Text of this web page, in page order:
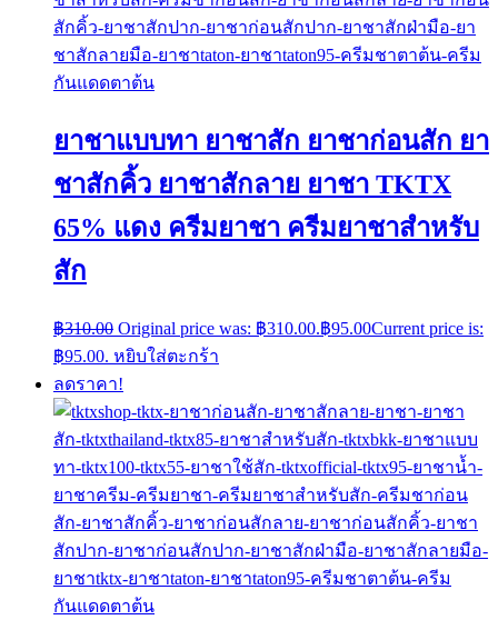
ยาชาแบบทา ยาชาสัก ยาชาก่อนสัก ยา
ชาสักคิ้ว ยาชาสักลาย ยาชา TKTX
65% แดง ครีมยาชา ครีมยาชาสำหรับ
สัก
฿310.00 Original price was: ฿310.00.฿95.00Current price is:
฿95.00. หยิบใส่ตะกร้า
ลดราคา!